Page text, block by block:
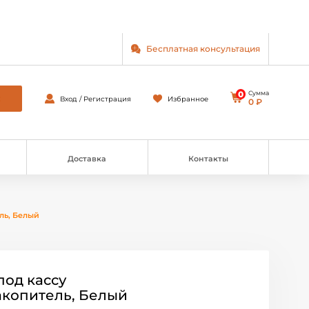
Бесплатная консультация
Вход / Регистрация Избранное 0 Сумма
0 ₽
Доставка Контакты
Белый
кассу
Белый